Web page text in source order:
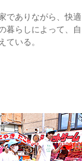
でありながら、快適
暮らしによって、自
ている。